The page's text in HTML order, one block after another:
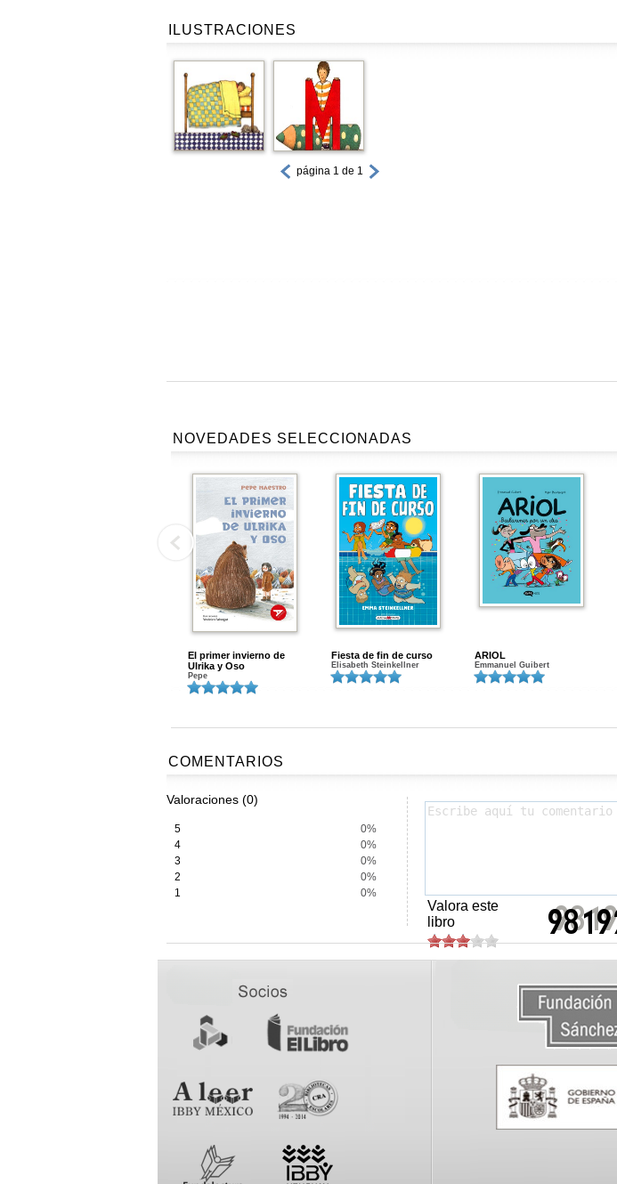
ILUSTRACIONES
página 1 de 1
NOVEDADES SELECCIONADAS
El primer invierno de
Ulrika y Oso
Pepe
Fiesta de fin de curso
Elisabeth Steinkellner
ARIOL
Emmanuel Guibert
COMENTARIOS
Valoraciones (0)
5
0%
4
0%
3
0%
2
0%
1
0%
Valora este
libro